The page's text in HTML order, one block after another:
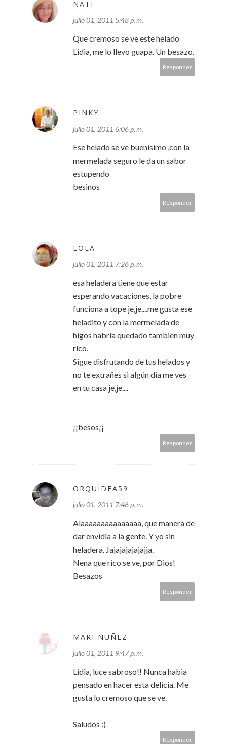
NATI
julio 01, 2011 5:48 p. m.
Que cremoso se ve este helado
Lidia, me lo llevo guapa. Un besazo.
Responder
PINKY
julio 01, 2011 6:06 p. m.
Ese helado se ve buenisimo ,con la
mermelada seguro le da un sabor
estupendo
besinos
Responder
LOLA
julio 01, 2011 7:26 p. m.
esa heladera tiene que estar
esperando vacaciones, la pobre
funciona a tope je,je....me gusta ese
heladito y con la mermelada de
higos habria quedado tambien muy
rico.
Sigue disfrutando de tus helados y
no te extrañes si algún dia me ves
en tu casa je,je....
¡¡besos¡¡
Responder
ORQUIDEA59
julio 01, 2011 7:46 p. m.
Alaaaaaaaaaaaaaaa, que manera de
dar envidia a la gente. Y yo sin
heladera. Jajajajajajajja.
Nena que rico se ve, por Dios!
Besazos
Responder
MARI NUÑEZ
julio 01, 2011 9:47 p. m.
Lidia, luce sabroso!! Nunca habia
pensado en hacer esta delicia. Me
gusta lo cremoso que se ve.
Saludos :)
Responder